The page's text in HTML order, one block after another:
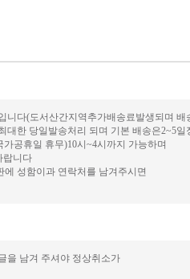
니다(도서산간지역추가배송료발생되며 배
대한 당일발송처리 되며 기본 배송은2~5일
공휴일 휴무)10시~4시까지 가능하며
랍니다
성함이과 연락처를 남겨주시면
을 남겨 주셔야 정상취소가